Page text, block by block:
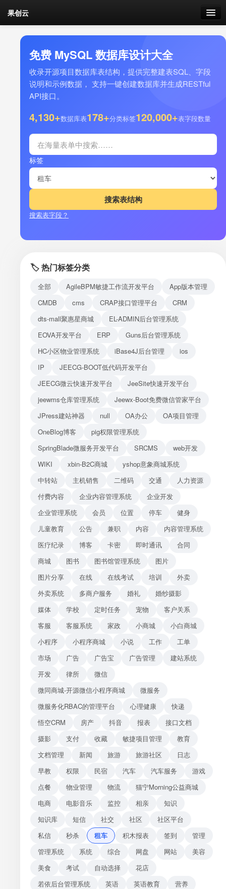
果创云
数据表单
API接口
云存储
剩余接口流量
加流量
接口测试
免费 MySQL 数据库设计大全
收录开源项目数据库表结构，提供完整建表SQL、字段
说明和示例数据， 支持一键创建数据库并生成RESTful
API接口。
4,130+数据库表178+分类标签120,000+表字段数量
标签
搜索表字段？
🏷️ 热门标签分类
全部 AgileBPM敏捷工作流开发平台
App版本管理
CMDB
cms CRAP接口管理平台
CRM
dts-mall聚惠星商城
EL-ADMIN后台管理系统
EOVA开发平台
ERP
Guns后台管理系统
HC小区物业管理系统
iBase4J后台管理
ios
IP
JEECG-BOOT低代码开发平台
JEECG微云快速开发平台
JeeSite快速开发平台
jeewms仓库管理系统
Jeewx-Boot免费微信管家平台
JPress建站神器
null OA办公
OA项目管理
OneBlog博客
pig权限管理系统
SpringBlade微服务开发平台
SRCMS
web开发
WIKI
xbin-B2C商城
yshop意象商城系统
中转站
主机销售 二维码 交通
人力资源
付费内容
企业内容管理系统
企业开发
企业管理系统
会员 位置 停车
健身
儿童教育
公告 兼职 内容
内容管理系统
医疗纪录
博客 卡密 即时通讯
合同
商城
图书 图书馆管理系统
图片
图片分享
在线 在线考试 培训
外卖
外卖系统
多商户服务 婚礼
婚纱摄影
媒体
学校 定时任务 宠物
客户关系
客服
客服系统 家政 小商城
小白商城
小程序
小程序商城 小说 工作
工单
市场
广告 广告宝 广告管理
建站系统
开发
律所
微信
微同商城-开源微信小程序商城
微服务
微服务化RBAC的管理平台
心理健康
快递
悟空CRM
房产 抖音 报表
接口文档
摄影
支付 收藏 敏捷项目管理
教育
文档管理
新闻 旅游 旅游社区
日志
早教
权限 民宿 汽车 汽车服务
游戏
点餐
物业管理 物流
猫宁Morning公益商城
电商
电影音乐 监控 相亲
知识
知识库
短信 社交 社区
社区平台
私信
秒杀 租车 积木报表 签到
管理
管理系统
系统 综合 网盘 网站
美容
美食
考试 自动选择
花店
若依后台管理系统
英语 英语教育
营养